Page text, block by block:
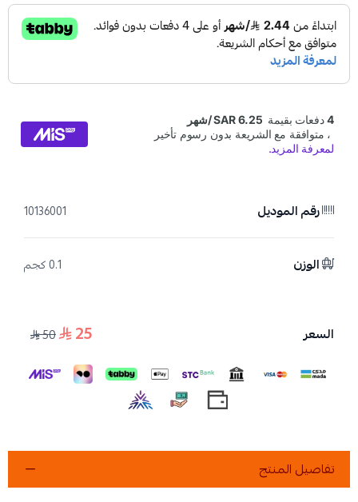
رقم الموديل 10136001
الوزن 0.1 كجم
السعر 25
50
تفاصيل المنتج